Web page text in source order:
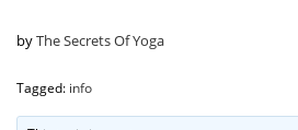
byThe Secrets Of Yoga
Tagged: info